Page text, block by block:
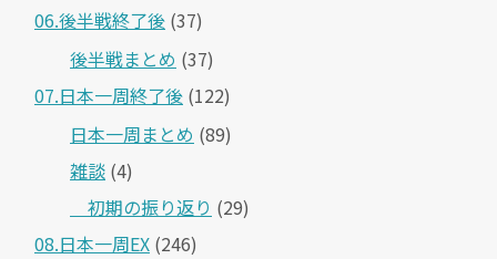
06.後半戦終了後 (37)
後半戦まとめ (37)
07.日本一周終了後 (122)
日本一周まとめ (89)
雑談 (4)
＿初期の振り返り (29)
08.日本一周EX (246)